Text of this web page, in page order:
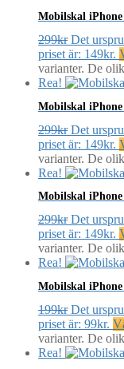
Mobilskal
299kr Det
priset är: 149kr.
varianter. De
Rea!
Mobilskal
299kr Det
priset är: 149kr.
varianter. De
Rea!
Mobilskal
299kr Det
priset är: 149kr.
varianter. De
Rea!
Mobilskal
199kr Det
priset är: 99kr.
varianter. De
Rea!